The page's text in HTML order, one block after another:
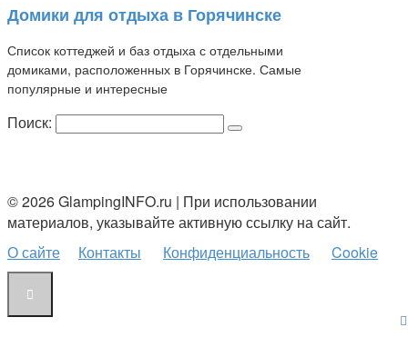
Домики для отдыха в Горячинске
Список коттеджей и баз отдыха с отдельными
домиками, расположенных в Горячинске. Самые
популярные и интересные
Поиск:
© 2026 GlampingINFO.ru | При использовании
материалов, указывайте активную ссылку на сайт.
О сайте
Контакты Конфиденциальность Cookie